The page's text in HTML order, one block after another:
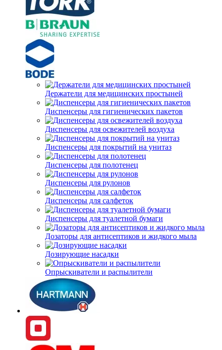
Держатели для медицинских простыней
Диспенсеры для гигиенических пакетов
Диспенсеры для освежителей воздуха
Диспенсеры для покрытий на унитаз
Диспенсеры для полотенец
Диспенсеры для рулонов
Диспенсеры для салфеток
Диспенсеры для туалетной бумаги
Дозаторы для антисептиков и жидкого мыла
Дозирующие насадки
Опрыскиватели и распылители